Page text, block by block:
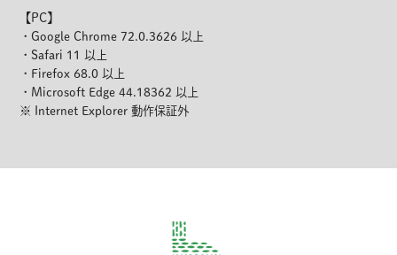
【PC】
・Google Chrome 72.0.3626 以上
・Safari 11 以上
・Firefox 68.0 以上
・Microsoft Edge 44.18362 以上
※ Internet Explorer 動作保証外